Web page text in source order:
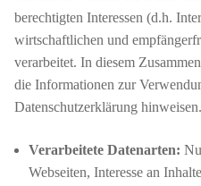
berechtigten Interessen (d.h.
wirtschaftlichen und
verarbeitet. In diesem
die Informationen zur
Datenschutzerklärung hinweisen.
Verarbeitete Datenarten:
Webseiten, Interesse an